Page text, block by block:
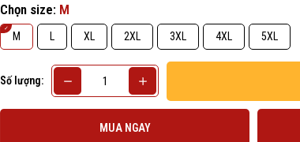
Chọn size: M
M L XL 2XL 3XL 4XL 5XL
Số lượng:
MUA NGAY